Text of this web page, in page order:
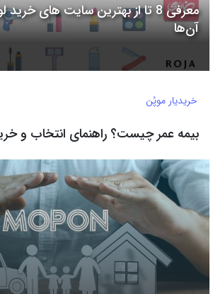
معرفی 8 تا از بهترین سایت های
آن‌ها
خریدیار موپُن
بیمه عمر چیست؟ راهنمای انتخاب و